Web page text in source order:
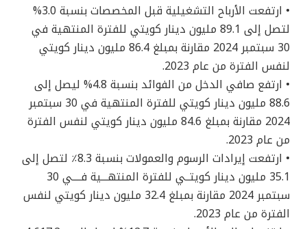
• ارتفعت الأرباح التشغيلية قبل المخصصات بنسبة 3.0%
لتصل إلى 89.1 مليون دينار كويتي للفترة المنتهية في
30 سبتمبر 2024 مقارنة بمبلغ 86.4 مليون دينار كويتي
لنفس الفترة من عام 2023.
• ارتفع صافي الدخل من الفوائد بنسبة 4.8% ليصل إلى
88.6 مليون دينار كويتي للفترة المنتهية في 30 سبتمبر
2024 مقارنة بمبلغ 84.6 مليون دينار كويتي لنفس الفترة
من عام 2023.
• ارتفعت إيرادات الرسوم والعمولات بنسبة 8.3٪ لتصل إلى
35.1 مليون دينار كويتــي للفترة المنتهـــية فــــي 30
سبتمبر 2024 مقارنة بمبلغ 32.4 مليون دينار كويتي لنفس
الفترة من عام 2023.